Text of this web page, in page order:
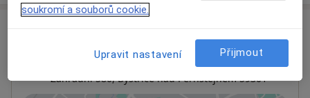
Poliklinika Města Bystřice n.P. s.r.o.
Zahradní 580, Bystřice nad Pernštejnem59301
soukromí a souborů cookie.
Upravit nastavení Přijmout